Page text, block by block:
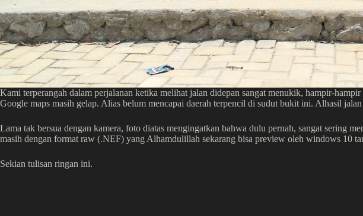
Kami terperangah dalam perjalanan ketika melihat jalan didepan sangat menukik, hampir-
Google maps masih gelap. Alias belum mencapai daerah terpencil di sudut bukit ini. Alhasil
Lama tak bersua dengan kamera, foto diatas mengingatkan bahwa dulu pernah, sangat sering
masih dengan format raw (.NEF) yang Alhamdulillah sekarang bisa preview oleh windows 10
Sekian tulisan ringan ini.